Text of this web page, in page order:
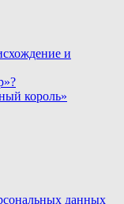
и
король»
данных